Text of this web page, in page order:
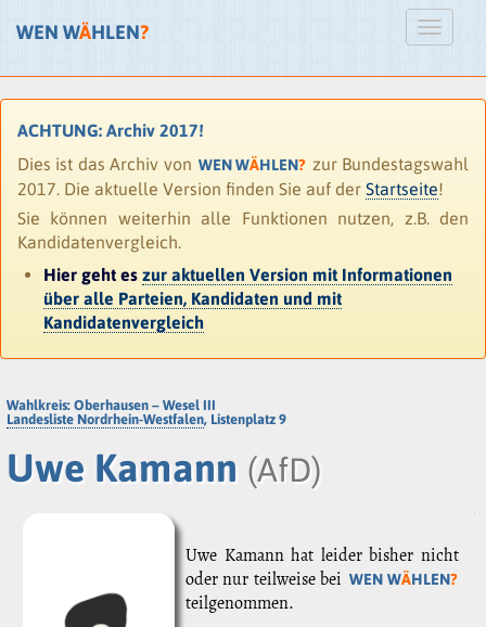
WEN WÄHLEN?
ACHTUNG: Archiv 2017!
Dies ist das Archiv von WEN WÄHLEN? zur Bundestagswahl
2017. Die aktuelle Version finden Sie auf der Startseite!
Sie können weiterhin alle Funktionen nutzen, z.B. den
Kandidatenvergleich.
Hier geht es zur aktuellen Version mit Informationen
über alle Parteien, Kandidaten und mit
Kandidatenvergleich
Wahlkreis: Oberhausen – Wesel III
Landesliste Nordrhein-Westfalen, Listenplatz 9
Uwe Kamann (AfD)
Uwe Kamann hat leider bisher nicht
oder nur teilweise bei WEN WÄHLEN?
teilgenommen.